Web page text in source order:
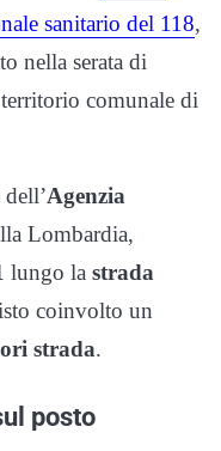
sanitario del 118,
nella serata di
comunale di
Agenzia
Lombardia,
lungo la strada
coinvolto un
strada.
posto